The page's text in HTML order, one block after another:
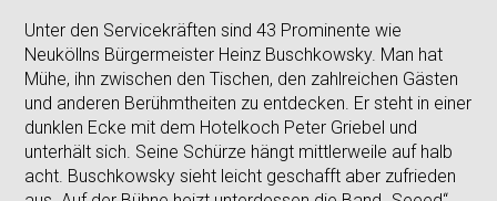
Unter den Servicekräften sind 43 Prominente wie
Neuköllns Bürgermeister Heinz Buschkowsky. Man hat
Mühe, ihn zwischen den Tischen, den zahlreichen Gästen
und anderen Berühmtheiten zu entdecken. Er steht in einer
dunklen Ecke mit dem Hotelkoch Peter Griebel und
unterhält sich. Seine Schürze hängt mittlerweile auf halb
acht. Buschkowsky sieht leicht geschafft aber zufrieden